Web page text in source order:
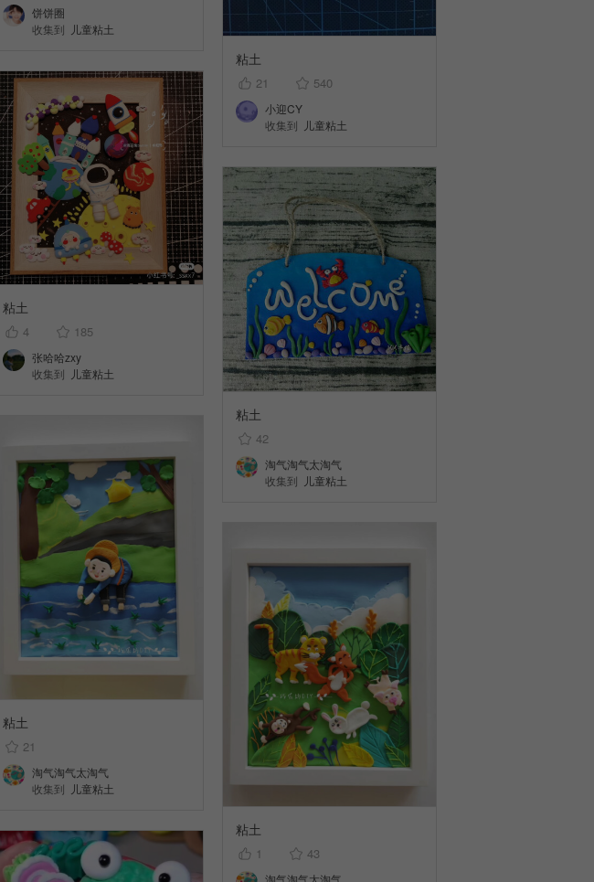
饼饼圈
收集到 儿童粘土
粘土
21 540
小迎CY
收集到 儿童粘土
粘土
4 185
张哈哈zxy
收集到 儿童粘土
粘土
42
淘气淘气太淘气
收集到 儿童粘土
粘土
21
淘气淘气太淘气
收集到 儿童粘土
粘土
1 43